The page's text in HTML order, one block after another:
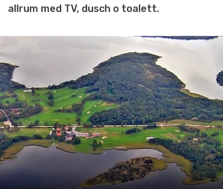
allrum med TV, dusch o toalett.